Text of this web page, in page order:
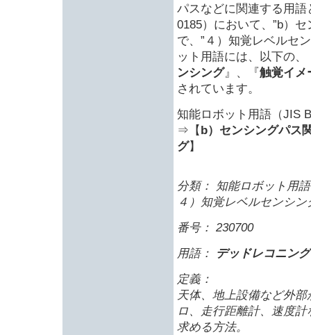
パスなどに関連する用
0185）において、”b）
で、”４）知覚レベルセ
ット用語には、以下の、
ンシング』、『触覚イメ
されています。
知能ロボット用語（JIS
⇒【 b）センシングパス
グ】
分類： 知能ロボット用
４）知覚レベルセンシン
番号： 230700
用語：
デッドレコニング
定義：
天体、地上設備など外
ロ、走行距離計、速度
求める方法。